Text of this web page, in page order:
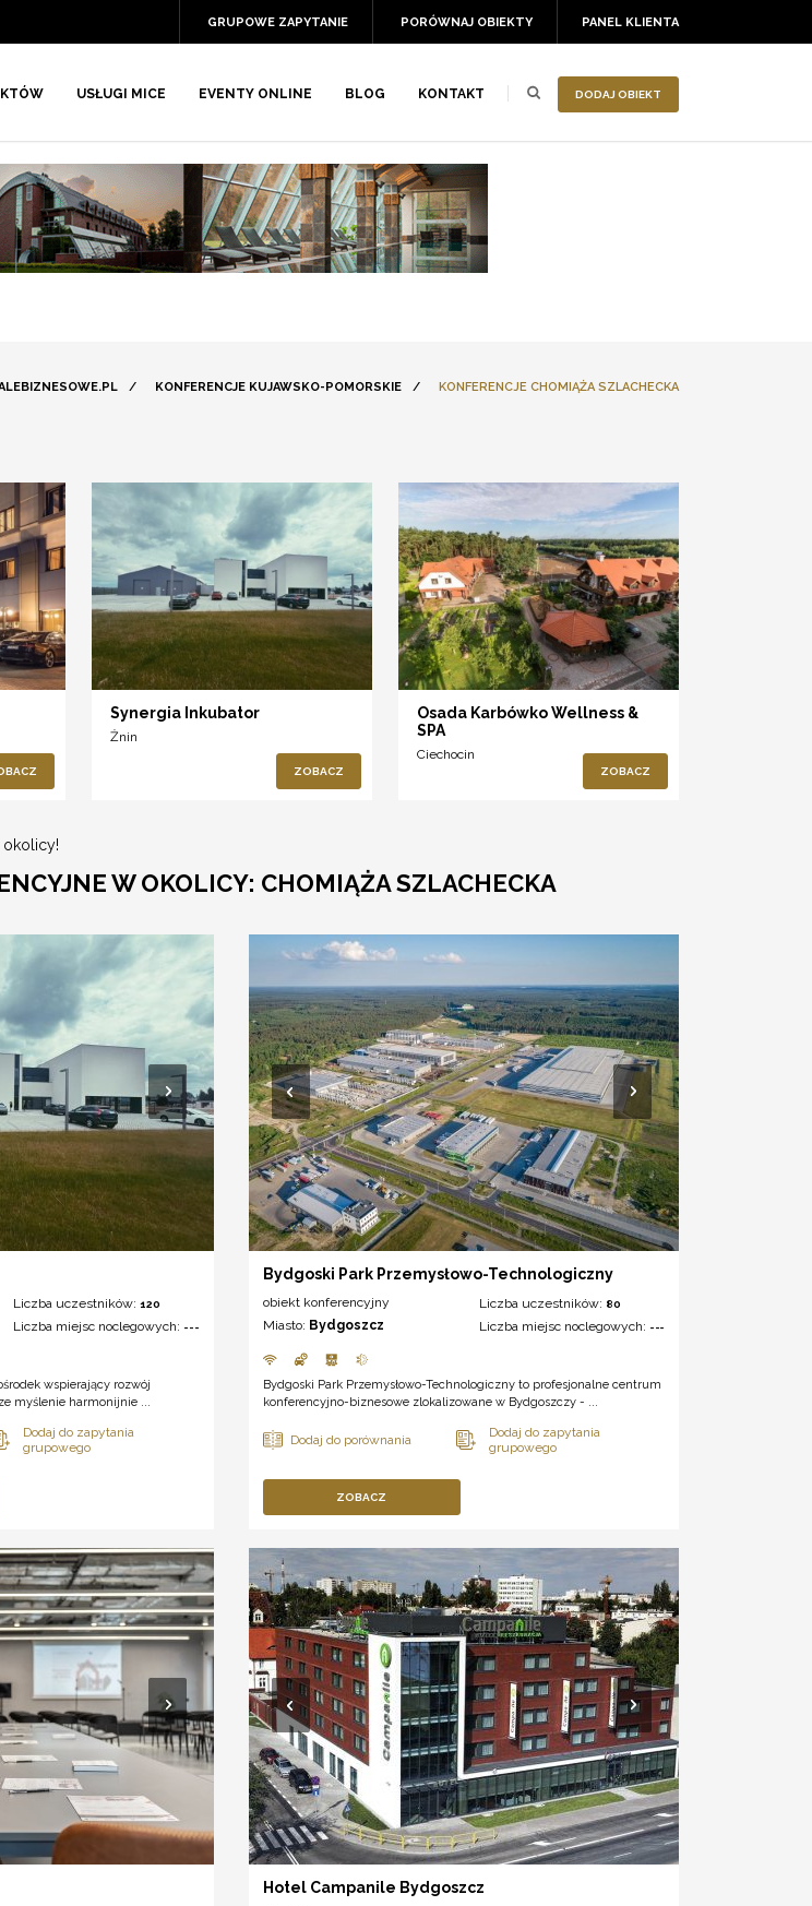
PANEL KLIENTA
PORÓWNAJ OBIEKTY
GRUPOWE ZAPYTANIE
DODAJ OBIEKT
USŁUGI MICE EVENTY ONLINE BLOG KONTAKT
/ KONFERENCJE KUJAWSKO-POMORSKIE / KONFERENCJE CHOMIĄŻA SZLACHECKA
Synergia Inkubator
Żnin
ZOBACZ
Osada Karbówko Wellness &
SPA
Ciechocin
ZOBACZ
okolicy!
W OKOLICY: CHOMIĄŻA SZLACHECKA
Liczba uczestników:120
Liczba miejsc noclegowych: ---
wspierający rozwój
myślenie harmonijnie ...
Bydgoski Park Przemysłowo-Technologiczny
obiekt konferencyjny
Miasto: Bydgoszcz
Liczba uczestników: 80
Liczba miejsc noclegowych: ---
Bydgoski Park Przemysłowo-Technologiczny to profesjonalne centrum
konferencyjno-biznesowe zlokalizowane w Bydgoszczy - ...
ZOBACZ
Hotel Campanile Bydgoszcz